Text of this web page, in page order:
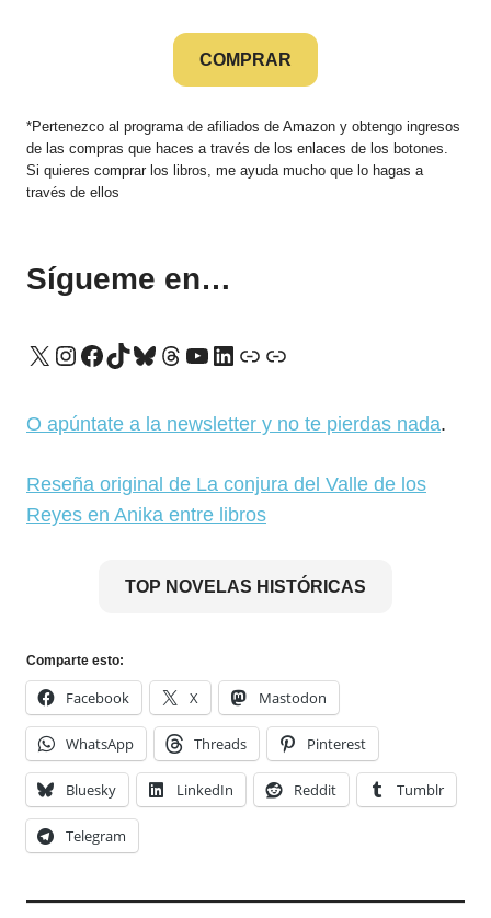
COMPRAR
*Pertenezco al programa de afiliados de Amazon y obtengo ingresos
de las compras que haces a través de los enlaces de los botones.
Si quieres comprar los libros, me ayuda mucho que lo hagas a
través de ellos
Sígueme en…
X Instagram
Facebook
TikTok
Bluesky
Threads
YouTube
LinkedIn
Enlace
Enlace
O apúntate a la newsletter y no te pierdas nada.
Reseña original de La conjura del Valle de los
Reyes en Anika entre libros
TOP NOVELAS HISTÓRICAS
Comparte esto:
Facebook X Mastodon
WhatsApp Threads Pinterest
Bluesky LinkedIn Reddit Tumblr
Telegram